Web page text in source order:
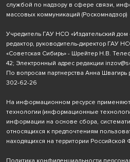
службой по надзору в сфере связи,
массовых коммуникаций (Роскомнадзор)
Учредитель ГАУ НСО «Издательский дом
редактор, руководитель-директор ГАУ
«Советская Сибирь» - Шрейтер Н.В.
42; Электронный адрес редакции
По вопросам партнерства Анна Швагирь
302-62-26
На информационном ресурсе
технологии (информационные
информации на основе сбора,
относящихся к предпочтениям
находящихся на территории Российской